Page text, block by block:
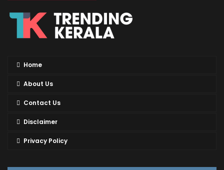
Home
About Us
Contact Us
Disclaimer
Privacy Policy